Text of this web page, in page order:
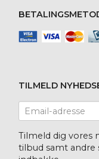
TILMELD
Email-
adresse
Tilmeld dig vores
tilbud samt